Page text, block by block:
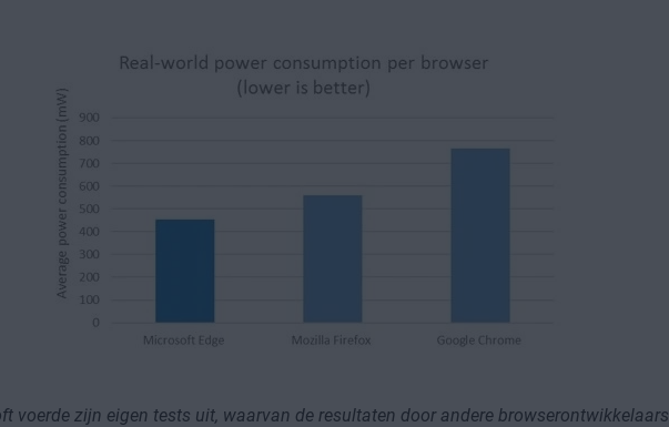
voerde zijn eigen tests uit, waarvan de resultaten door andere browserontwikkelaars